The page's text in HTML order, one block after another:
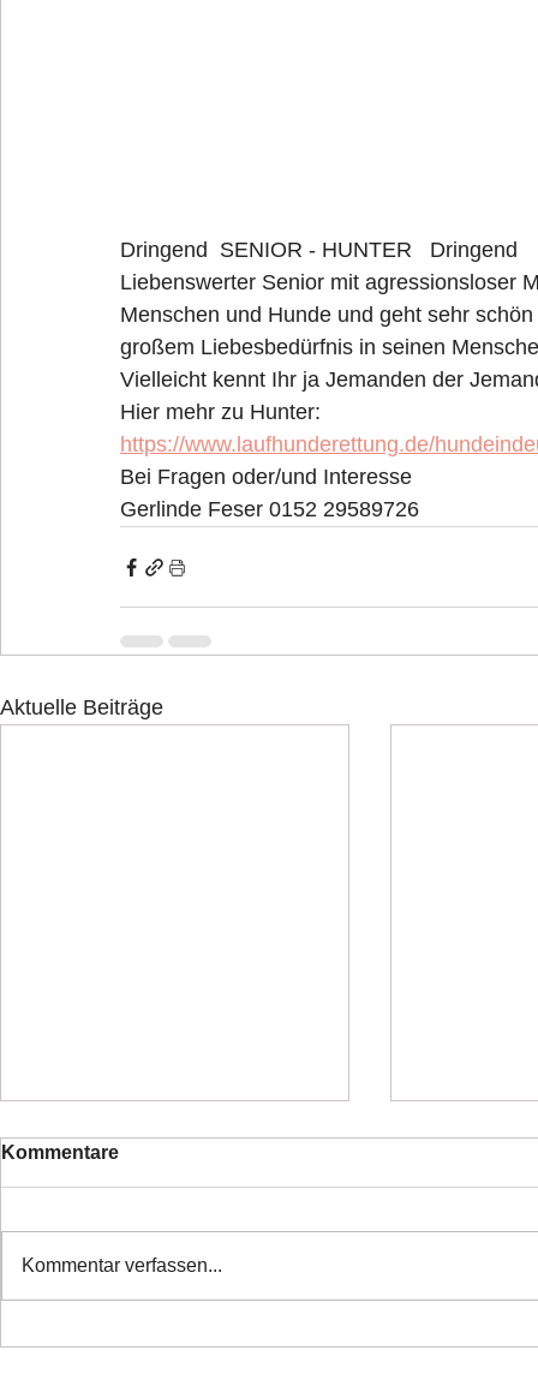
Dringend  SENIOR - HUNTER   Dringend
Liebenswerter Senior mit agressionsloser
Menschen und Hunde und geht sehr
großem Liebesbedürfnis in seinen
Vielleicht kennt Ihr ja Jemanden der
Hier mehr zu Hunter:
https://www.laufhunderettung.de/
Bei Fragen oder/und Interesse
Gerlinde Feser 0152 29589726
Aktuelle Beiträge
Kommentare
Kommentar verfassen...